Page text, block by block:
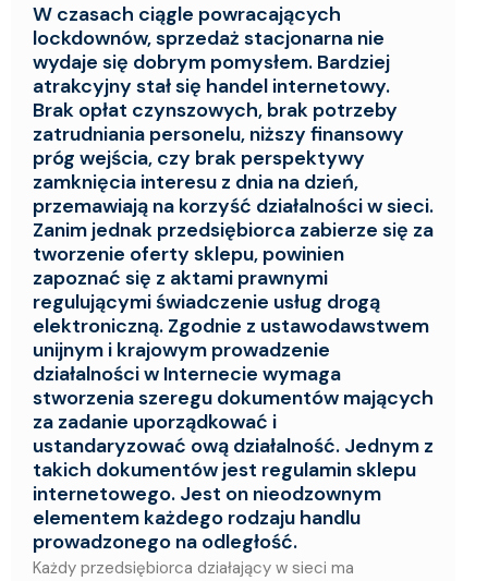
W czasach ciągle powracających
lockdownów, sprzedaż stacjonarna nie
wydaje się dobrym pomysłem. Bardziej
atrakcyjny stał się handel internetowy.
Brak opłat czynszowych, brak potrzeby
zatrudniania personelu, niższy finansowy
próg wejścia, czy brak perspektywy
zamknięcia interesu z dnia na dzień,
przemawiają na korzyść działalności w sieci.
Zanim jednak przedsiębiorca zabierze się za
tworzenie oferty sklepu, powinien
zapoznać się z aktami prawnymi
regulującymi świadczenie usług drogą
elektroniczną. Zgodnie z ustawodawstwem
unijnym i krajowym prowadzenie
działalności w Internecie wymaga
stworzenia szeregu dokumentów mających
za zadanie uporządkować i
ustandaryzować ową działalność. Jednym z
takich dokumentów jest regulamin sklepu
internetowego. Jest on nieodzownym
elementem każdego rodzaju handlu
prowadzonego na odległość.
Każdy przedsiębiorca działający w sieci ma